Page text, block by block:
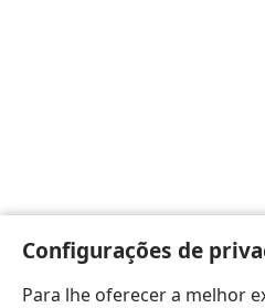
Configurações de
Para lhe oferecer a melhor